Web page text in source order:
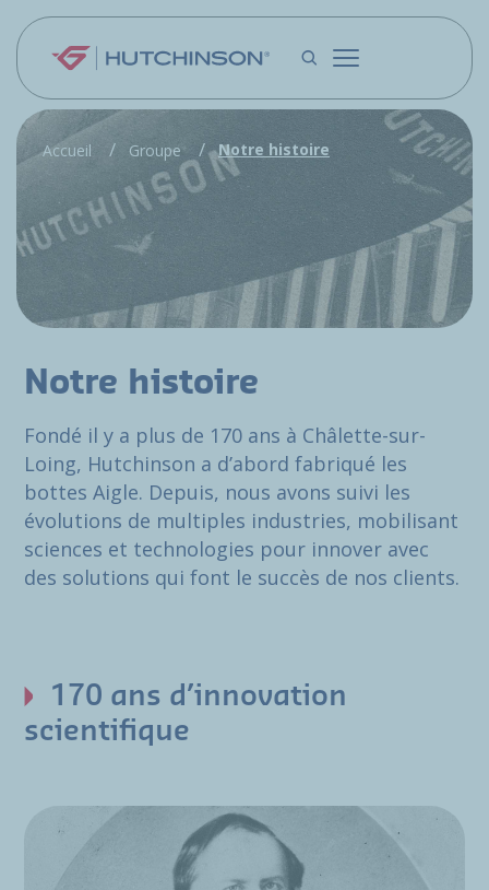
Aller au contenu principal
Accueil Groupe Notre histoire
Notre histoire
Fondé il y a plus de 170 ans à Châlette-sur-
Loing, Hutchinson a d’abord fabriqué les
bottes Aigle. Depuis, nous avons suivi les
évolutions de multiples industries, mobilisant
sciences et technologies pour innover avec
des solutions qui font le succès de nos clients.
170 ans d’innovation
scientifique